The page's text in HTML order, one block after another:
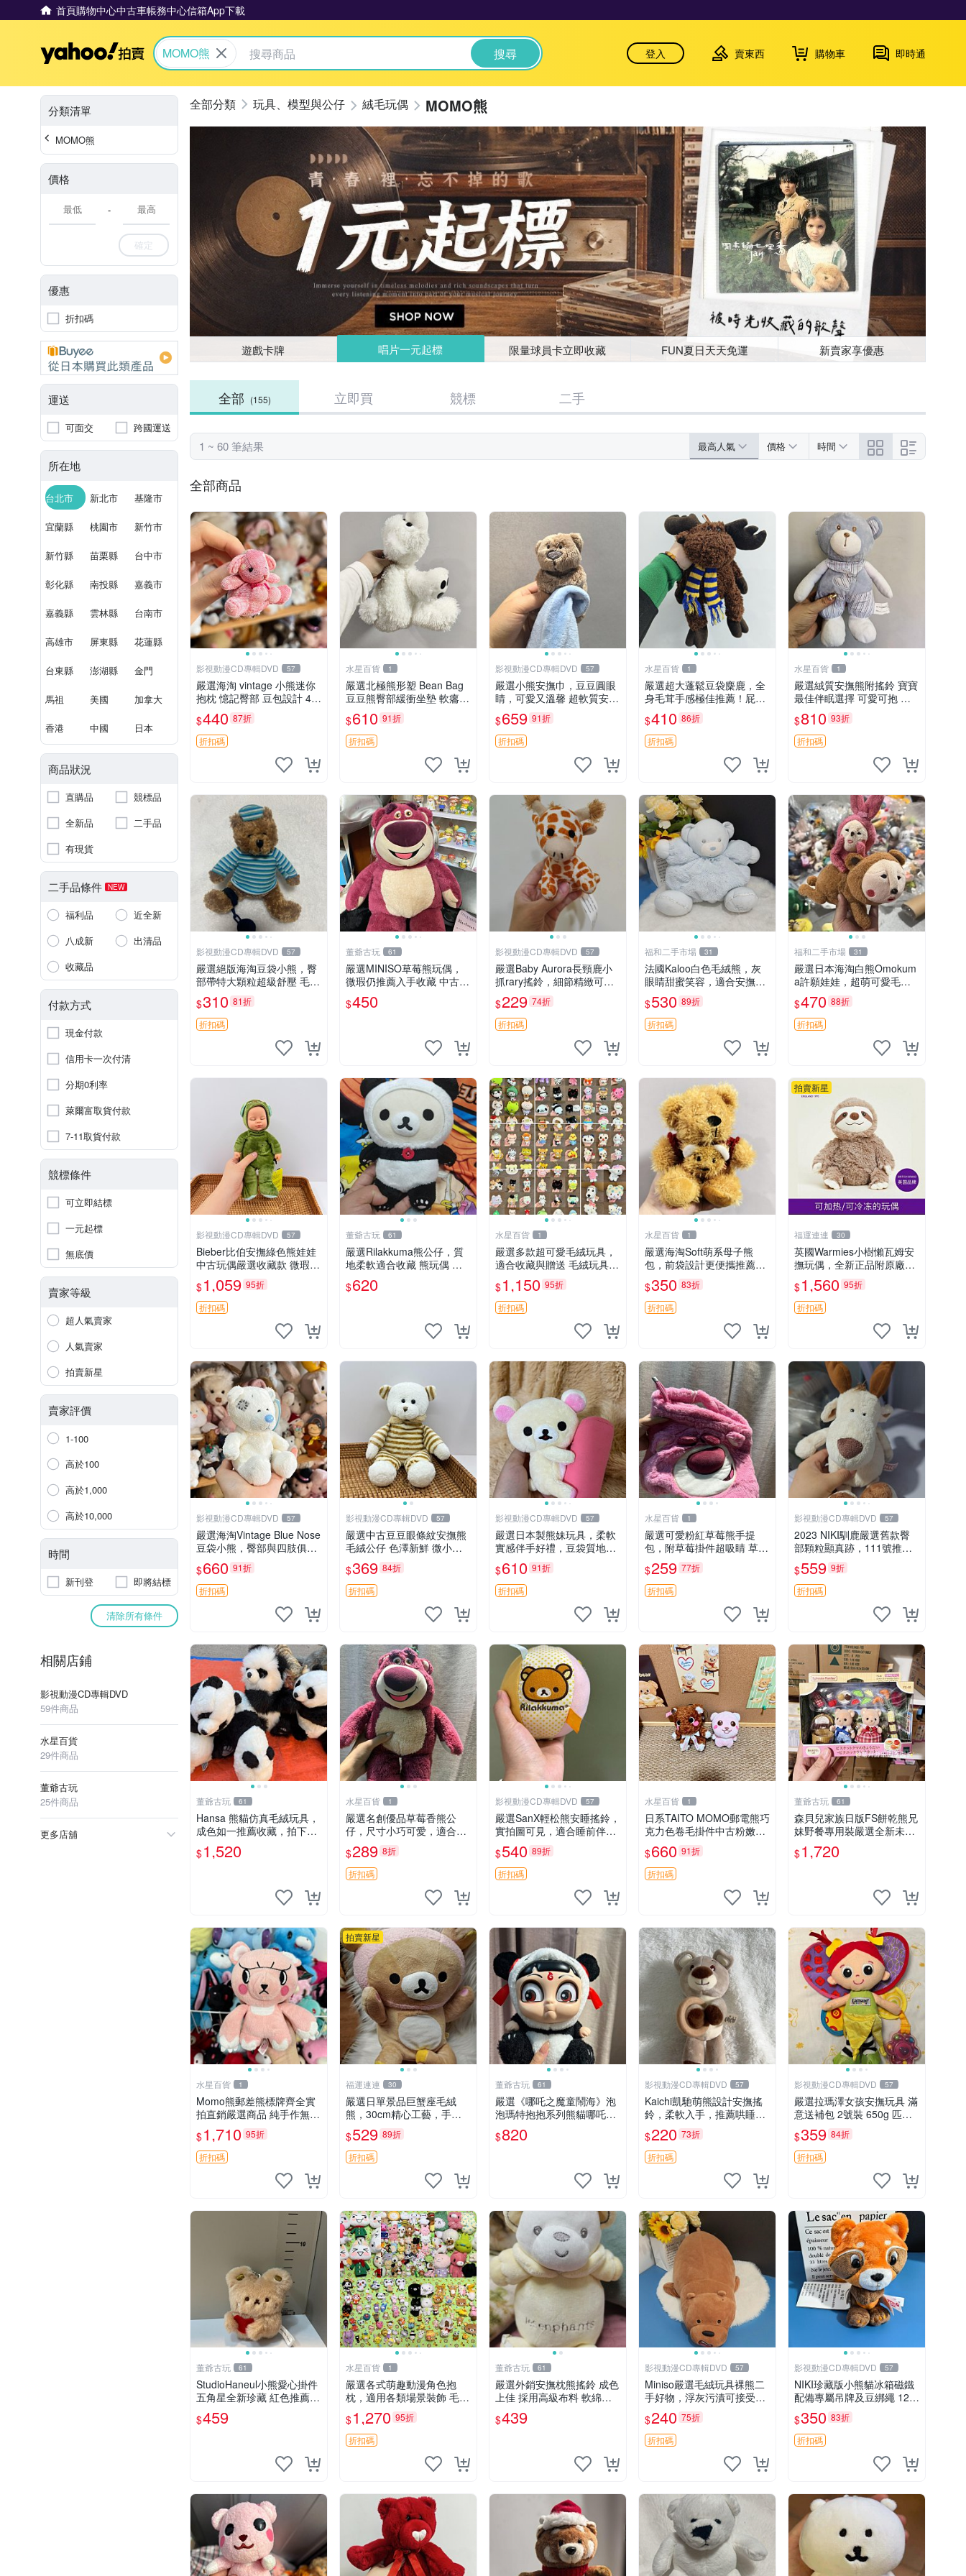
首頁購物中心中古車帳務中心信箱App下載
Yahoo拍賣
MOMO熊 搜尋 登入 賣東西 購物車 即時通
分類清單
MOMO熊
價格
-
確定
優惠
折扣碼
運送
可面交 跨國運送
所在地
台北市 新北市 基隆市
宜蘭縣 桃園市 新竹市
新竹縣 苗栗縣 台中市
彰化縣 南投縣 嘉義市
嘉義縣 雲林縣 台南市
高雄市 屏東縣 花蓮縣
台東縣 澎湖縣 金門
馬祖 美國 加拿大
香港 中國 日本
商品狀況
直購品
競標品
全新品
二手品
有現貨
二手品條件 NEW
福利品
近全新
八成新
出清品
收藏品
付款方式
現金付款
信用卡一次付清
分期0利率
萊爾富取貨付款
7-11取貨付款
競標條件
可立即結標
一元起標
無底價
賣家等級
超人氣賣家
人氣賣家
拍賣新星
賣家評價
1-100
高於100
高於1,000
高於10,000
時間
新刊登 即將結標
清除所有條件
相關店鋪
影視動漫CD專輯DVD
59件商品
水星百貨
29件商品
董爺古玩
25件商品
更多店舖
玩具、模型與公仔 絨毛玩偶 MOMO熊
遊戲卡牌 唱片一元起標 限量球員卡立即收藏 FUN夏日天天免運 新賣家享優惠
全部 (155) 立即買 競標 二手
1 ~ 60 筆結果 最高人氣 價格 時間
全部商品
影視動漫CD專輯DVD 57
嚴選海淘 vintage 小熊迷你
抱枕 憶記臀部 豆包設計 4c
m 高 推薦收藏 迷你豆包小
熊、高臀部、豆袋抱枕
$440 87折
折扣碼
水星百貨 1
嚴選北極熊形塑 Bean Bag
豆豆熊臀部緩衝坐墊 軟癟癟
舒壓設計 保暖又實用 適合
久坐放松 推薦居家使用 RU
SS系列 豆豆熊屁屁坐墊 3D
顆粒結構
$610 91折
折扣碼
影視動漫CD專輯DVD 57
嚴選小熊安撫巾，豆豆圓眼
睛，可愛又溫馨 超軟質安撫
巾，豆豆設計，哄睡好幫手
約克豆豆眼安撫巾 數碼豆豆
眼
$659 91折
折扣碼
水星百貨 1
嚴選超大蓬鬆豆袋麋鹿，全
身毛茸手感極佳推薦！屁股
與四肢填充均勻，適合收藏
與孩童共賞。 麋鹿 豆袋 毛
茸玩具
$410 86折
折扣碼
水星百貨 1
嚴選絨質安撫熊附搖鈴 寶寶
最佳伴眠選擇 可愛可抱 絨
毛玩具 安撫熊 嬰兒用
$810 93折
折扣碼
影視動漫CD專輯DVD 57
嚴選絕版海淘豆袋小熊，臀
部帶特大顆粒超級舒壓 毛毛
摸起來格外順滑適合收藏 10
0%棉質 豆袋枕 豆袋、抱
枕、小熊
$310 81折
折扣碼
董爺古玩 61
嚴選MINISO草莓熊玩偶，
微瑕仍推薦入手收藏 中古 M
INISO 草莓熊 玩具 收藏
$450
影視動漫CD專輯DVD 57
嚴選Baby Aurora長頸鹿小
抓rary搖鈴，細節精緻可聆
聽清脆鈴音 軟萌可愛 定制
紀念 金屬搖鈴 新手媽咪推
薦 長頸鹿 抓rary 搖鈴
$229 74折
折扣碼
福和二手市場 31
法國Kaloo白色毛絨熊，灰
眼睛甜蜜笑容，適合安撫逗
趣可愛，柔軟面料手感佳。
14 白色安撫熊 毛絨玩具 寶
寶逗樂具
$530 89折
折扣碼
福和二手市場 31
嚴選日本海淘白熊Omokum
a許願娃娃，超萌可愛毛絨
公仔推薦收藏 白熊 Omoku
ma 毛絨玩具 偽裝娃娃 玩具
擺飾
$470 88折
折扣碼
影視動漫CD專輯DVD 57
Bieber比伯安撫綠色熊娃娃
中古玩偶嚴選收藏款 微瑕輕
度使用 Bieber綠熊娃娃 中
古玩偶 微瑕
$1,059 95折
折扣碼
董爺古玩 61
嚴選Rilakkuma熊公仔，質
地柔軟適合收藏 熊玩偶 柔
軟 公仔 收藏
$620
水星百貨 1
嚴選多款超可愛毛絨玩具，
適合收藏與贈送 毛絨玩具、
抱枕、公仔
$1,150 95折
折扣碼
水星百貨 1
嚴選海淘Soft萌系母子熊
包，前袋設計更便攜推薦收
藏 母子熊 軟綿綿 包包
$350 83折
折扣碼
拍賣新星
福運連連 30
英國Warmies小樹懶瓦姆安
撫玩偶，全新正品附原廠吊
牌與防塵袋，內藏薰衣草可
加熱，適合各個年齡層，冷
暖兩用享受抱抱樂趣，不容
錯過嚴選好物 溫暖 冷感
$1,560 95折
折扣碼
影視動漫CD專輯DVD 57
嚴選海淘Vintage Blue Nose
豆袋小熊，臀部與四肢俱
全，坐高11公分，附原盒與
吊牌收藏。藍鼻子小熊，值
得擁有 玩具 憶熊
$660 91折
折扣碼
影視動漫CD專輯DVD 57
嚴選中古豆豆眼條紋安撫熊
毛絨公仔 色澤新鮮 微小瑕
疵可收藏 中古 安撫熊 條紋
公仔
$369 84折
折扣碼
影視動漫CD專輯DVD 57
嚴選日本製熊妹玩具，柔軟
實感伴手好禮，豆袋質地手
感佳，抱枕小熊 recom 推薦
白色豆袋 玩具
$610 91折
折扣碼
水星百貨 1
嚴選可愛粉紅草莓熊手提
包，附草莓掛件超吸睛 草莓
熊手提包 草莓掛件 可愛port
unese
$259 77折
折扣碼
影視動漫CD專輯DVD 57
2023 NIKI馴鹿嚴選舊款臀
部顆粒顯真跡，111號推薦
珍藏品 馴鹿 舊款 尾巴顆粒
$559 9折
折扣碼
董爺古玩 61
Hansa 熊貓仿真毛絨玩具，
成色如一推薦收藏，拍下無
疑心 熊貓 毛絨玩具 收藏
$1,520
水星百貨 1
嚴選名創優品草莓香熊公
仔，尺寸小巧可愛，適合收
藏賞玩 30cm 玩具 公仔 草
莓熊
$289 8折
折扣碼
影視動漫CD專輯DVD 57
嚴選SanX輕松熊安睡搖鈴，
實拍圖可見，適合睡前伴
侶， Picks安撫好物 0325
懸吊 電腦
$540 89折
折扣碼
水星百貨 1
日系TAITO MOMO郵電熊巧
克力色卷毛掛件中古粉嫩玩
偶微瑕推薦 postpet momo
郵電熊 中古玩偶
$660 91折
折扣碼
董爺古玩 61
森貝兒家族日版FS餅乾熊兄
妹野餐專用裝嚴選全新未開
封，包含兩組大童款紙盒
裝，適合收藏與分享。 餅乾
$1,720
水星百貨 1
Momo熊郵差熊標牌齊全實
拍直銷嚴選商品 純手作無修
圖可收藏 郵差熊 Momo熊
標牌 商品
$1,710 95折
折扣碼
拍賣新星
福運連連 30
嚴選日單景品巨蟹座毛絨
熊，30cm精心工藝，手感
軟糯推薦收藏送人 巨蟹座
毛絨玩具 精緻做工
$529 89折
折扣碼
董爺古玩 61
嚴選《哪吒之魔童鬧海》泡
泡瑪特抱抱系列熊貓哪吒搪
膠臉毛絨， STATE：如圖顯
示 哪吒 毛絨公仔 泡泡瑪特
$820
影視動漫CD專輯DVD 57
Kaichi凱馳萌熊設計安撫搖
鈴，柔軟入手，推薦哄睡好
選擇 熊公仔 安撫玩具 喂食
環
$220 73折
折扣碼
影視動漫CD專輯DVD 57
嚴選拉瑪澤女孩安撫玩具 滿
意送補包 2號裝 650g 匹配
嬰幼童舒壓好伴侶 女孩專用
安心選擇 安撫玩偶 衝包 玩
具
$359 84折
折扣碼
董爺古玩 61
StudioHaneul小熊愛心掛件
五角星全新珍藏 紅色推薦收
藏 玩具掛飾 掛件 新品
$459
水星百貨 1
嚴選各式萌趣動漫角色抱
枕，適用各類場景裝飾 毛絨
玩具、卡通抱枕、趣味玩偶
$1,270 95折
折扣碼
董爺古玩 61
嚴選外銷安撫枕熊搖鈴 成色
上佳 採用高級布料 軟綿適
合收藏 安心選購 安撫枕 熊
玩具 搖鈴
$439
影視動漫CD專輯DVD 57
Miniso嚴選毛絨玩具裸熊二
手好物，浮灰污漬可接受。
請詳閱照片再下單，售出不
退不換。全新品相收藏推
薦。 裸熊 毛絨玩具 收藏
$240 75折
折扣碼
影視動漫CD專輯DVD 57
NIKI珍藏版小熊貓冰箱磁鐵
配備專屬吊牌及豆綁繩 12c
m 廢品嚴選 好評推薦 小熊
貓冰箱貼 磁鐵掛件 冰箱飾
品
$350 83折
折扣碼